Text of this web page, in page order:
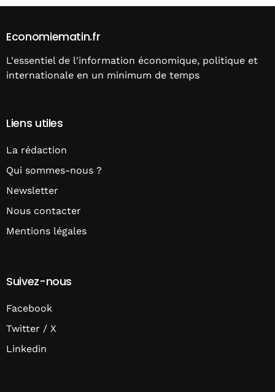
Economiematin.fr
L'essentiel de l'information économique, politique et
internationale en un minimum de temps
Liens utiles
La rédaction
Qui sommes-nous ?
Newsletter
Nous contacter
Mentions légales
Suivez-nous
Facebook
Twitter / X
Linkedin